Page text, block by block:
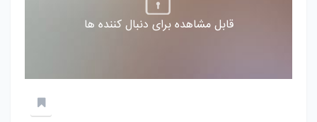
قابل مشاهده برای دنبال کننده ها